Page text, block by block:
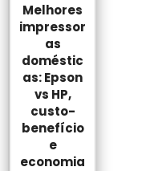
Melhores
impressor
as
doméstic
as: Epson
vs HP,
custo-
benefício
e
economia